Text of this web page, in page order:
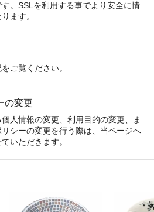
。SSLを利用する事でより安全に情
ます。
ご覧ください。
の変更
人情報の変更、利用目的の変更、ま
シーの変更を行う際は、当ページへ
いただきます。